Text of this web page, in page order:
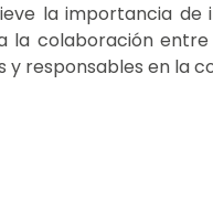
la importancia de
la colaboración
responsables en la